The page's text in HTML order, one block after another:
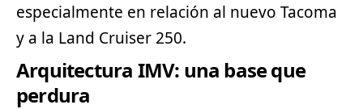
especialmente en relación al nuevo Tacoma
y a la Land Cruiser 250.
Arquitectura IMV: una base que
perdura